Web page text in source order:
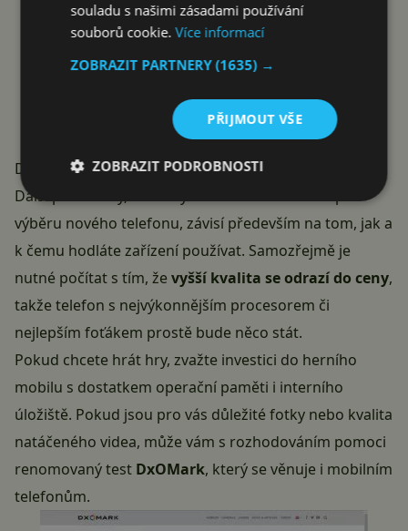
Další parametry
Další parametry, které byste měli brát v úvahu při
výběru nového telefonu, závisí především na tom, jak a
k čemu hodláte zařízení používat. Samozřejmě je
nutné počítat s tím, ževyšší kvalita se odrazí do ceny,
takže telefon s nejvýkonnějším procesorem či
nejlepším foťákem prostě bude něco stát.
Pokud chcete hrát hry, zvažte investici do herního
mobilu s dostatkem operační paměti i interního
úložiště. Pokud jsou pro vás důležité fotky nebo kvalita
natáčeného videa, může vám s rozhodováním pomoci
renomovaný test DxOMark, který se věnuje i mobilním
telefonům.
souladu s našimi zásadami používání
souborů cookie.Více informací
ZOBRAZIT PARTNERY(1635) →
PŘIJMOUT VŠE
ZOBRAZIT PODROBNOSTI